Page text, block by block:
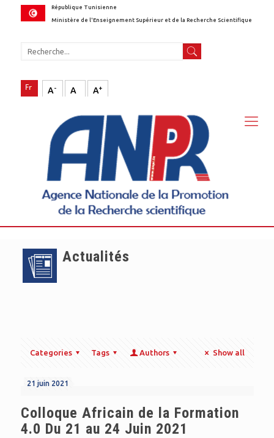
République Tunisienne
Ministère de l'Enseignement Supérieur et de la Recherche Scientifique
A- A A+
Actualités
Categories Tags Authors Show all
21 juin 2021
Colloque Africain de la Formation
4.0 Du 21 au 24 Juin 2021